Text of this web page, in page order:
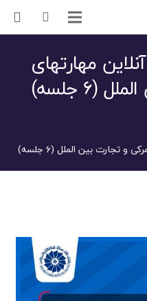
مهارتهای
(۶ جلسه)
تجارت بین الملل (۶ جلسه)